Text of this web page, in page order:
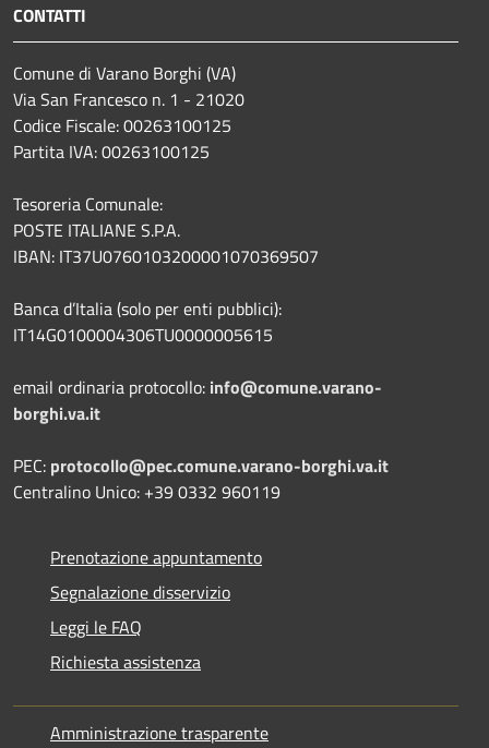
CONTATTI
Comune di Varano Borghi (VA)
Via San Francesco n. 1 - 21020
Codice Fiscale: 00263100125
Partita IVA: 00263100125
Tesoreria Comunale:
POSTE ITALIANE S.P.A.
IBAN: IT37U0760103200001070369507
Banca d’Italia (solo per enti pubblici):
IT14G0100004306TU0000005615
email ordinaria protocollo: info@comune.varano-
borghi.va.it
PEC: protocollo@pec.comune.varano-borghi.va.it
Centralino Unico: +39 0332 960119
Prenotazione appuntamento
Segnalazione disservizio
Leggi le FAQ
Richiesta assistenza
Amministrazione trasparente